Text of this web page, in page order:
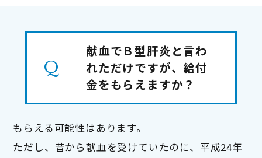
献血でＢ型肝炎と言わ
れただけですが、給付
金をもらえますか？
もらえる可能性はあります。
ただし、昔から献血を受けていたのに、平成24年